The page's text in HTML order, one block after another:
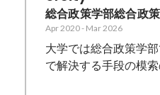
総合政策学部総合政
Apr 2020- Mar 2026
大学では総合政策学
で解決する手段の模